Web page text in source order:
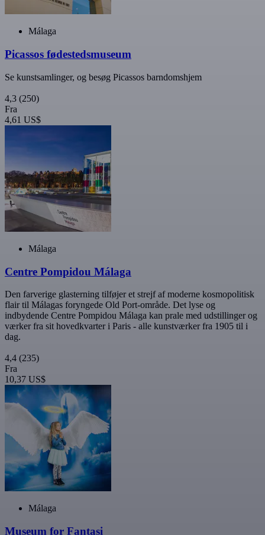
Málaga
Picassos fødestedsmuseum
Se kunstsamlinger, og besøg Picassos barndomshjem
4,3 (250)
Fra
4,61 US$
Málaga
Centre Pompidou Málaga
Den farverige glasterning tilføjer et strejf af moderne kosmopolitisk
flair til Málagas foryngede Old Port-område. Det lyse og
indbydende Centre Pompidou Málaga kan prale med udstillinger og
værker fra sit hovedkvarter i Paris - alle kunstværker fra 1905 til i
dag.
4,4 (235)
Fra
10,37 US$
Málaga
Museum for Fantasi